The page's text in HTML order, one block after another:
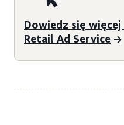
Dowiedz się więcej
Retail Ad Service